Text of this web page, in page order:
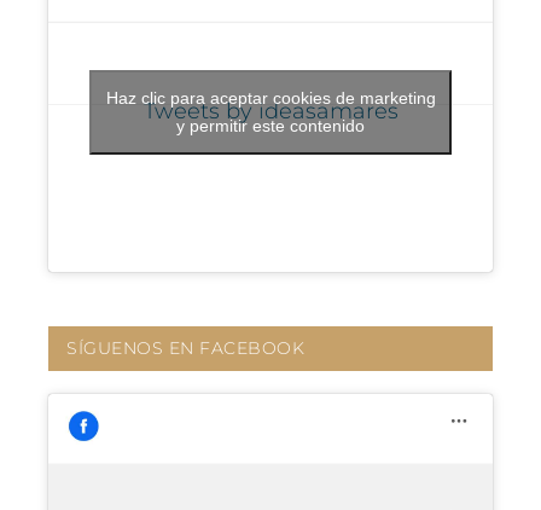
Tweets by ideasamares
Haz clic para aceptar cookies de marketing
y permitir este contenido
SÍGUENOS EN FACEBOOK